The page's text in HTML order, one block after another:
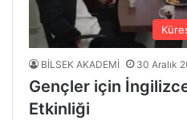
BİLSEK AKADEMİ 30 Aralık
Gençler için
Etkinliği